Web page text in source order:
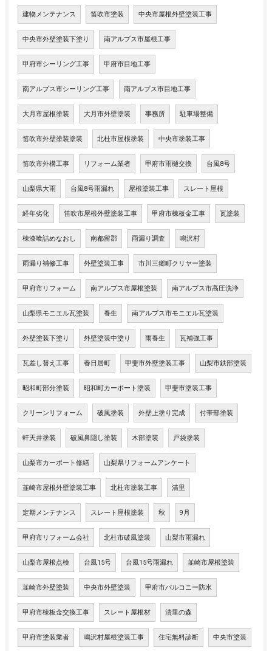
建物メンテナンス 笛吹市塗装 中央市屋根外壁塗装工事
中央市外壁塗装下塗り 南アルプス市屋根工事
甲府市シーリング工事 甲府市目地工事
南アルプス市シーリング工事 南アルプス市目地工事
大月市屋根塗装 大月市外壁塗装 事務所 駐車場整備
笛吹市外壁塗装塗装 北杜市屋根塗装 中央市塗装工事
笛吹市外構工事 リフォーム業者 甲府市雨樋交換 台風8号
山梨県大雨 台風8号雨漏れ 屋根塗装工事 スレート屋根
経年劣化 笛吹市屋根外壁塗装工事 甲府市棟板金工事 瓦塗装
棟漆喰詰めなおし 南都留郡 雨漏り調査 鳴沢村
雨漏り補修工事 外壁塗装工事 市川三郷町クリヤー塗装
甲府市リフォーム 南アルプス市屋根塗装 南アルプス市高圧洗浄
山梨県モニエル瓦塗装 養生 南アルプス市モニエル瓦塗装
外壁塗装下塗り 外壁塗装中塗り 雨養生 瓦補強工事
瓦差し替え工事 春日居町 甲斐市外壁塗装工事 山梨市鉄部塗装
昭和町部分塗装 昭和町カーポート塗装 甲斐市塗装工事
クリーンリフォーム 破風塗装 外壁上塗り完成 付帯部塗装
軒天井塗装 破風鼻隠し塗装 木部塗装 戸袋塗装
山梨市カーポート修繕 山梨県リフォームアンケート
韮崎市屋根外壁塗装工事 北杜市塗装工事 清里
定期メンテナンス スレート屋根塗装 秋 9月
甲府市リフォーム会社 北杜市破風塗装 山梨市雨漏れ
山梨市屋根点検 台風15号 台風15号雨漏れ 韮崎市屋根塗装
韮崎市外壁塗装 中央市外壁塗装 甲府市バルコニー防水
甲府市棟板金交換工事 スレート屋根材 清里の森
甲府市塗装業者 鳴沢村屋根塗装工事 住宅無料診断 中央市塗装